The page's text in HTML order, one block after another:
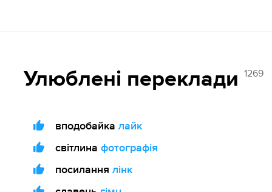
Улюблені переклади 1269
вподобайка лайк
світлина фотографія
посилання лінк